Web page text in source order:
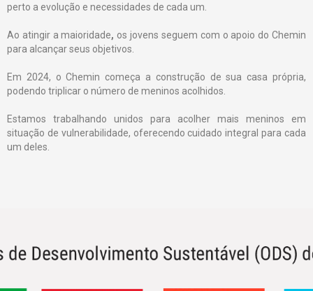
perto a evolução e necessidades de cada um.
Ao atingir a maioridade, os jovens seguem com o apoio do Chemin
para alcançar seus objetivos.
Em 2024, o Chemin começa a construção de sua casa própria,
podendo triplicar o número de meninos acolhidos.
Estamos trabalhando unidos para acolher mais meninos em
situação de vulnerabilidade, oferecendo cuidado integral para cada
um deles.